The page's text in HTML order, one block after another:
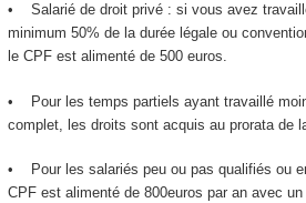
• Salarié de droit privé : si vous avez
minimum 50% de la durée légale ou
le CPF est alimenté de 500 euros.
• Pour les temps partiels ayant travaillé
complet, les droits sont acquis au prorata de
• Pour les salariés peu ou pas qualifiés ou
CPF est alimenté de 800euros par an avec